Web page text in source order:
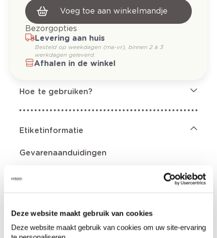
Deze website maakt gebruik van cookies
Deze website maakt gebruik van cookies om uw site-ervaring
Voeg toe aan winkelmandje
Bezorgopties
Levering aan huis
Besteld op weekdagen (ma-vr), binnen 2 à 3
werkdagen geleverd.
Afhalen in de winkel
Hoe te gebruiken?
Etiketinformatie
Gevarenaanduidingen
Bevat n-butylacetaat; ethylacetaat; 2-
methoxy-1-methylethylacetaat; aceton. Zeer